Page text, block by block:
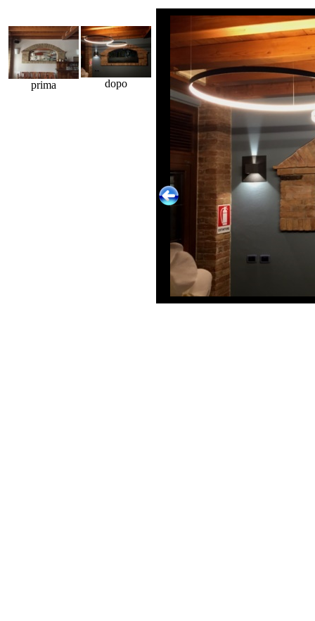
prima dopo